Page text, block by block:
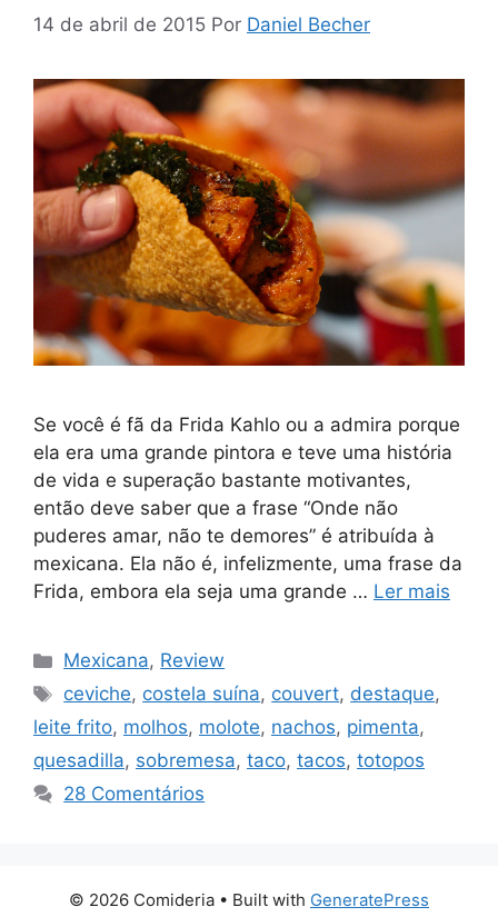
14 de abril de 2015 Por Daniel Becher
Se você é fã da Frida Kahlo ou a admira porque
ela era uma grande pintora e teve uma história
de vida e superação bastante motivantes,
então deve saber que a frase “Onde não
puderes amar, não te demores” é atribuída à
mexicana. Ela não é, infelizmente, uma frase da
Frida, embora ela seja uma grande … Ler mais
Categorias
Mexicana, Review
Tags
ceviche, costela suína, couvert, destaque,
leite frito, molhos, molote, nachos, pimenta,
quesadilla, sobremesa, taco, tacos, totopos
28 Comentários
© 2026 Comideria • Built with GeneratePress